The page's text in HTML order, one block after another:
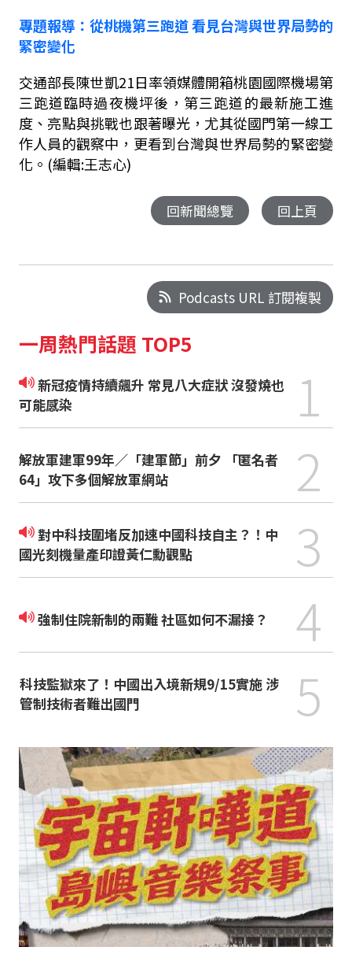
專題報導：從桃機第三跑道看見台灣與世界局勢的
緊密變化
交通部長陳世凱21日率領媒體開箱桃園國際機場第
三跑道臨時過夜機坪後，第三跑道的最新施工進
度、亮點與挑戰也跟著曝光，尤其從國門第一線工
作人員的觀察中，更看到台灣與世界局勢的緊密變
化。(編輯:王志心)
回新聞總覽 回上頁
Podcasts URL 訂閱複製
一周熱門話題 TOP5
新冠疫情持續飆升 常見八大症狀 沒發燒也
可能感染
1
解放軍建軍99年／「建軍節」前夕 「匿名者
64」攻下多個解放軍網站
2
對中科技圍堵反加速中國科技自主？！中
國光刻機量產印證黃仁勳觀點
3
強制住院新制的兩難 社區如何不漏接？ 4
科技監獄來了！中國出入境新規9/15實施 涉
管制技術者難出國門
5